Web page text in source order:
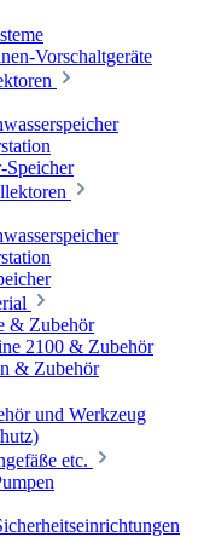
Vorschaltgeräte
Speicher
& Zubehör
2100 & Zubehör
& Zubehör
und Werkzeug
etc.